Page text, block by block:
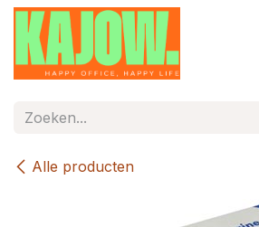
Overslaan naar inhoud
Alle producten